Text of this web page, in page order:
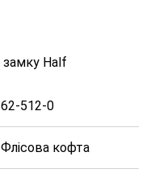
62-512-0
Флісова кофта